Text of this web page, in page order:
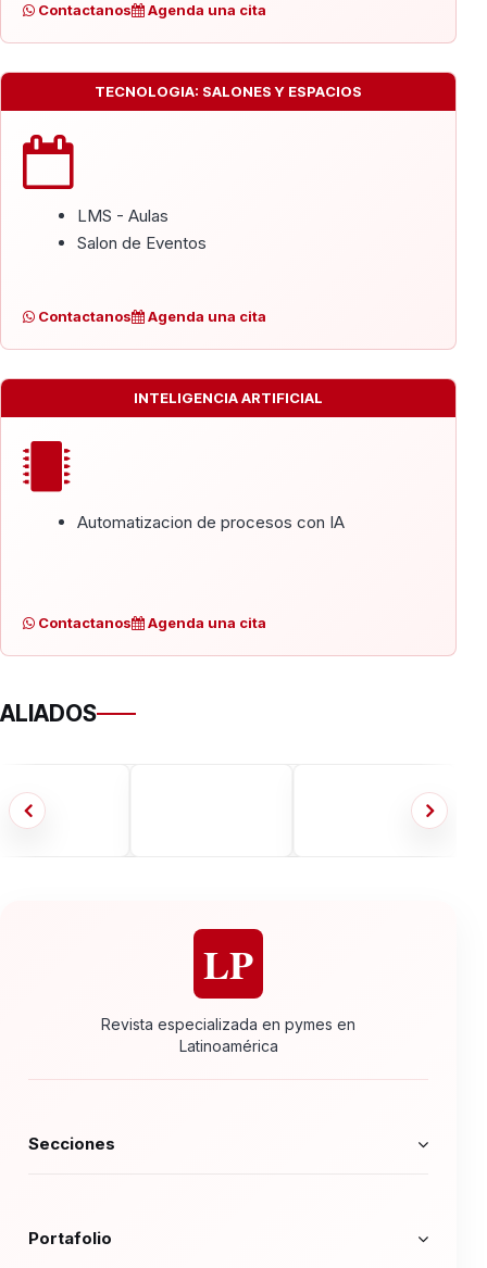
Contactanos Agenda una cita
TECNOLOGIA: SALONES Y ESPACIOS
LMS - Aulas
Salon de Eventos
Contactanos Agenda una cita
INTELIGENCIA ARTIFICIAL
Automatizacion de procesos con IA
Contactanos Agenda una cita
ALIADOS
LP
Revista especializada en pymes en
Latinoamérica
Secciones
Portafolio